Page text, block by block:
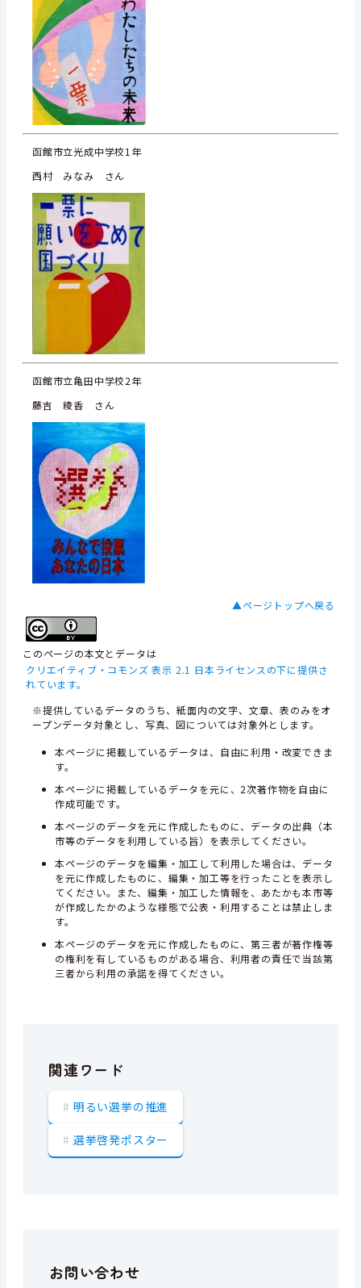
函館市立光成中学校1年
西村 みなみ さん
函館市立亀田中学校2年
藤吉 綾香 さん
▲ページトップへ戻る
このページの本文とデータは
クリエイティブ・コモンズ 表示 2.1 日本ライセンスの下に提供さ
れています。
※提供しているデータのうち、紙面内の文字、文章、表のみをオ
ープンデータ対象とし、写真、図については対象外とします。
本ページに掲載しているデータは、自由に利用・改変できま
す。
本ページに掲載しているデータを元に、2次著作物を自由に
作成可能です。
本ページのデータを元に作成したものに、データの出典（本
市等のデータを利用している旨）を表示してください。
本ページのデータを編集・加工して利用した場合は、データ
を元に作成したものに、編集・加工等を行ったことを表示し
てください。また、編集・加工した情報を、あたかも本市等
が作成したかのような様態で公表・利用することは禁止しま
す。
本ページのデータを元に作成したものに、第三者が著作権等
の権利を有しているものがある場合、利用者の責任で当該第
三者から利用の承諾を得てください。
関連ワード
明るい選挙の推進
選挙啓発ポスター
お問い合わせ